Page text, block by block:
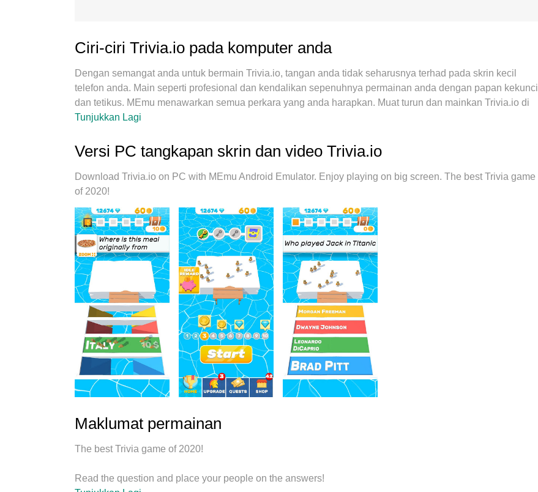
Ciri-ciri Trivia.io pada komputer anda
Dengan semangat anda untuk bermain Trivia.io, tangan anda tidak seharusnya terhad pada skrin kecil
telefon anda. Main seperti profesional dan kendalikan sepenuhnya permainan anda dengan papan kekunci
dan tetikus. MEmu menawarkan semua perkara yang anda harapkan. Muat turun dan mainkan Trivia.io di
PC. Main selagi anda mahu, tidak ada batasan bateri, data mudah alih dan panggilan yang mengganggu.
sistem pemetaan kunci pratetap yang indah menjadikan Trivia.io permainan PC sebenar. Dikodkan dengan
penyerapan kami, pengurus multi-instance menjadikan bermain 2 atau lebih akaun pada peranti yang sama
mungkin. Dan yang paling penting, enjin emulasi eksklusif kami dapat melepaskan potensi penuh PC anda,
menjadikan semuanya lancar.Kami tidak hanya peduli bagaimana anda bermain, tetapi juga keseluruhan
proses menikmati kebahagiaan permainan.
Tunjukkan Lagi
Versi PC tangkapan skrin dan video Trivia.io
Download Trivia.io on PC with MEmu Android Emulator. Enjoy playing on big screen. The best Trivia game
of 2020!
Maklumat permainan
The best Trivia game of 2020!
Read the question and place your people on the answers!